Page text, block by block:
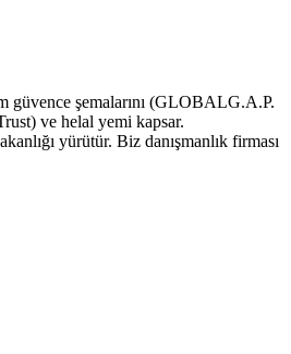
güvence şemalarını (GLOBALG.A.P.
ve helal yemi kapsar.
yürütür. Biz danışmanlık firması